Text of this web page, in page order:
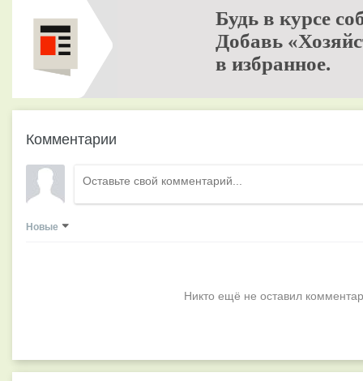
Будь в курсе
Добавь
в избранное.
Комментарии
Новые
Никто ещё не оставил